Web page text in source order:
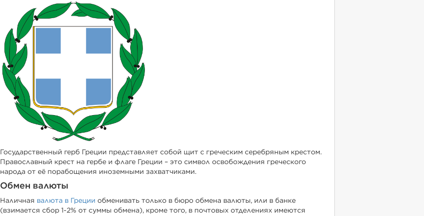
Государственный герб Греции представляет собой щит с греческим серебряным крестом.
Православный крест на гербе и флаге Греции – это символ освобождения греческого
народа от её порабощения иноземными захватчиками.
Обмен валюты
Наличная валюта в Греции обменивать только в бюро обмена валюты, или в банке
(взимается сбор 1-2% от суммы обмена), кроме того, в почтовых отделениях имеются